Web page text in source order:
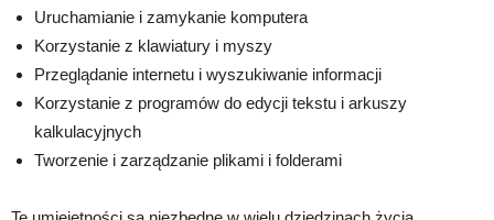
Uruchamianie i zamykanie komputera
Korzystanie z klawiatury i myszy
Przeglądanie internetu i wyszukiwanie informacji
Korzystanie z programów do edycji tekstu i arkuszy
kalkulacyjnych
Tworzenie i zarządzanie plikami i folderami